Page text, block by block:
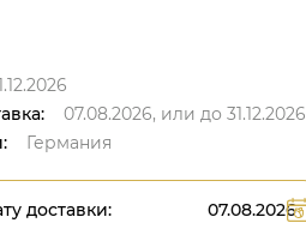
07.08.2026, или до 31.12.2026
Германия
доставки: